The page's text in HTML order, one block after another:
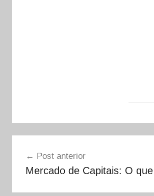
Post anterior
Mercado de Capitais: O